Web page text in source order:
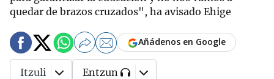
quedar de brazos cruzados", ha avisado Ehige
Añádenos en Google
Itzuli Entzun